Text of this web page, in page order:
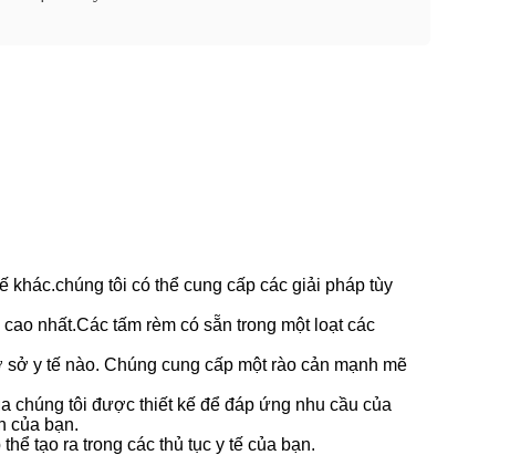
tôi có thể cung cấp các giải pháp tùy
nhất.Các tấm rèm có sẵn trong một loạt các
y tế nào. Chúng cung cấp một rào cản mạnh mẽ
chúng tôi được thiết kế để đáp ứng nhu cầu của
của bạn.
tạo ra trong các thủ tục y tế của bạn.